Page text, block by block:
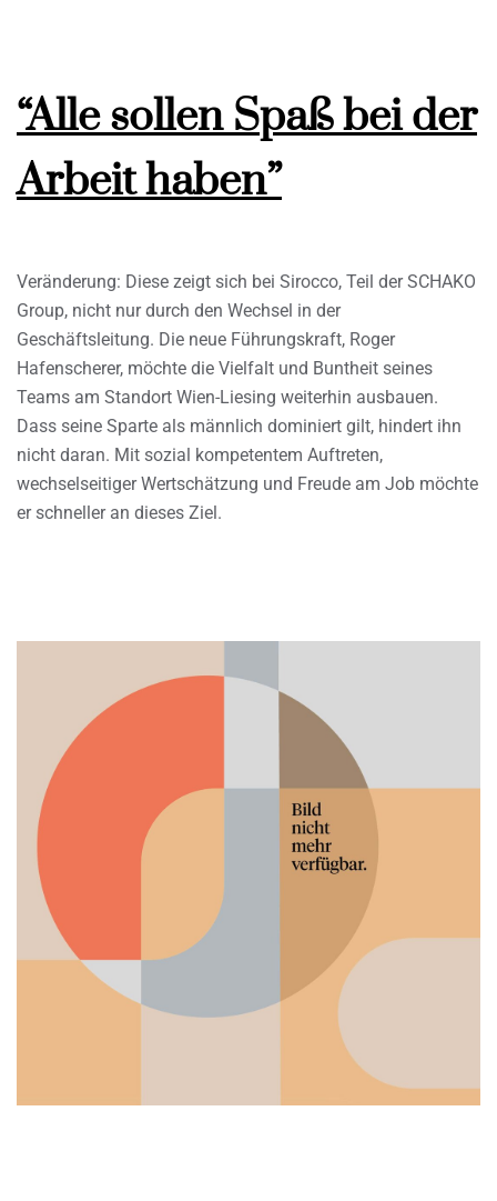
“Alle sollen Spaß bei der
Arbeit haben”
Veränderung: Diese zeigt sich bei Sirocco, Teil der SCHAKO
Group, nicht nur durch den Wechsel in der
Geschäftsleitung. Die neue Führungskraft, Roger
Hafenscherer, möchte die Vielfalt und Buntheit seines
Teams am Standort Wien-Liesing weiterhin ausbauen.
Dass seine Sparte als männlich dominiert gilt, hindert ihn
nicht daran. Mit sozial kompetentem Auftreten,
wechselseitiger Wertschätzung und Freude am Job möchte
er schneller an dieses Ziel.